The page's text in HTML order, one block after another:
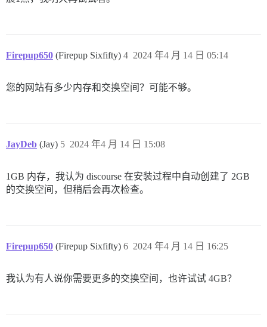
Firepup650 (Firepup Sixfifty) 2024 年4 月 14 日 05:14
4
您的网站有多少内存和交换空间？可能不够。
JayDeb (Jay) 2024 年4 月 14 日 15:08
5
1GB 内存，我认为 discourse 在安装过程中自动创建了 2GB
的交换空间，但稍后会再次检查。
Firepup650 (Firepup Sixfifty) 2024 年4 月 14 日 16:25
6
我认为有人说你需要更多的交换空间，也许试试 4GB？